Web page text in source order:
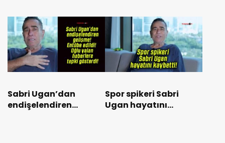
Sabri Ugan’dan
endişelendiren
Spor spikeri Sabri
Ugan hayatını